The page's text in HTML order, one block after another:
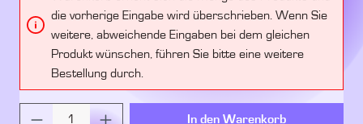
die vorherige Eingabe wird überschrieben. Wenn Sie
weitere, abweichende Eingaben bei dem gleichen
Produkt wünschen, führen Sie bitte eine weitere
Bestellung durch.
Produkt Anzahl: Gib den gewünschten Wert
In den Warenkorb